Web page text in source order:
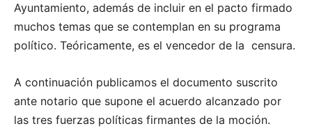
Ayuntamiento, además de incluir en el pacto firmado
muchos temas que se contemplan en su programa
político. Teóricamente, es el vencedor de la censura.
A continuación publicamos el documento suscrito
ante notario que supone el acuerdo alcanzado por
las tres fuerzas políticas firmantes de la moción.